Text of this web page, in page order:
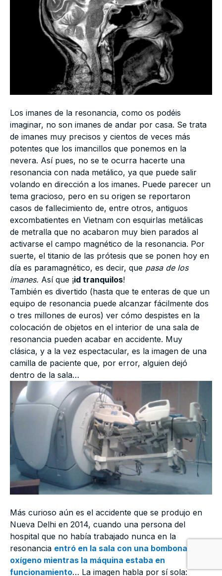
Los imanes de la resonancia, como os podéis
imaginar, no son imanes de andar por casa. Se trata
de imanes muy precisos y cientos de veces más
potentes que los imancillos que ponemos en la
nevera. Así pues, no se te ocurra hacerte una
resonancia con nada metálico, ya que puede salir
volando en dirección a los imanes. Puede parecer un
tema gracioso, pero en su origen se reportaron
casos de fallecimiento de, entre otros, antiguos
excombatientes en Vietnam con esquirlas metálicas
de metralla que no acabaron muy bien parados al
activarse el campo magnético de la resonancia. Por
suerte, el titanio de las prótesis que se ponen hoy en
día es paramagnético, es decir, que pasade los
imanes. Así que ¡id tranquilos!
También es divertido (hasta que te enteras de que un
equipo de resonancia puede alcanzar fácilmente dos
o tres millones de euros) ver cómo despistes en la
colocación de objetos en el interior de una sala de
resonancia pueden acabar en accidente. Muy
clásica, y a la vez espectacular, es la imagen de una
camilla de paciente que, por error, alguien dejó
dentro de la sala…
Más curioso aún es el accidente que se produjo en
Nueva Delhi en 2014, cuando una persona del
hospital que no había trabajado nunca en la
resonancia entró en la sala con una bombona de
oxígeno mientras la máquina estaba en
funcionamiento… La imagen habla por sí sola: